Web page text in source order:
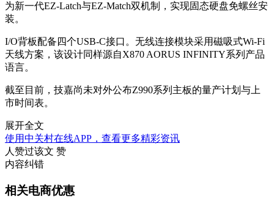
为新一代EZ-Latch与EZ-Match双机制，实现固态硬盘免螺丝安
装。
I/O背板配备四个USB-C接口。无线连接模块采用磁吸式Wi-Fi
天线方案，该设计同样源自X870 AORUS INFINITY系列产品
语言。
截至目前，技嘉尚未对外公布Z990系列主板的量产计划与上
市时间表。
展开全文
使用中关村在线APP，查看更多精彩资讯
人赞过该文 赞
内容纠错
相关电商优惠